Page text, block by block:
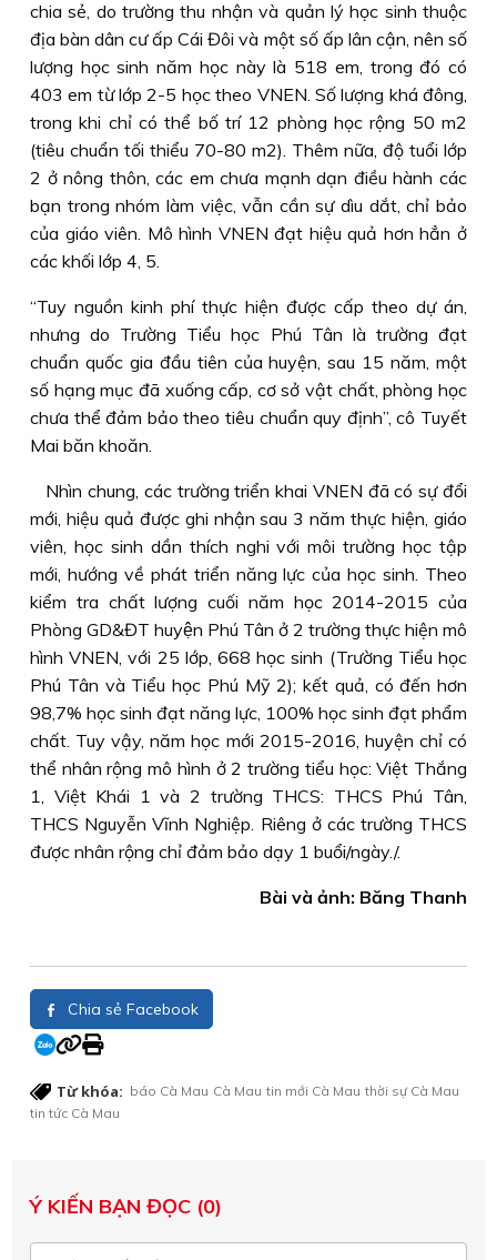
chia sẻ, do trường thu nhận và quản lý học sinh thuộc
địa bàn dân cư ấp Cái Đôi và một số ấp lân cận, nên số
lượng học sinh năm học này là 518 em, trong đó có
403 em từ lớp 2-5 học theo VNEN. Số lượng khá đông,
trong khi chỉ có thể bố trí 12 phòng học rộng 50 m2
(tiêu chuẩn tối thiểu 70-80 m2). Thêm nữa, độ tuổi lớp
2 ở nông thôn, các em chưa mạnh dạn điều hành các
bạn trong nhóm làm việc, vẫn cần sự dìu dắt, chỉ bảo
của giáo viên. Mô hình VNEN đạt hiệu quả hơn hẳn ở
các khối lớp 4, 5.
“Tuy nguồn kinh phí thực hiện được cấp theo dự án,
nhưng do Trường Tiểu học Phú Tân là trường đạt
chuẩn quốc gia đầu tiên của huyện, sau 15 năm, một
số hạng mục đã xuống cấp, cơ sở vật chất, phòng học
chưa thể đảm bảo theo tiêu chuẩn quy định”, cô Tuyết
Mai băn khoăn.
Nhìn chung, các trường triển khai VNEN đã có sự đổi
mới, hiệu quả được ghi nhận sau 3 năm thực hiện, giáo
viên, học sinh dần thích nghi với môi trường học tập
mới, hướng về phát triển năng lực của học sinh. Theo
kiểm tra chất lượng cuối năm học 2014-2015 của
Phòng GD&ĐT huyện Phú Tân ở 2 trường thực hiện mô
hình VNEN, với 25 lớp, 668 học sinh (Trường Tiểu học
Phú Tân và Tiểu học Phú Mỹ 2); kết quả, có đến hơn
98,7% học sinh đạt năng lực, 100% học sinh đạt phẩm
chất. Tuy vậy, năm học mới 2015-2016, huyện chỉ có
thể nhân rộng mô hình ở 2 trường tiểu học: Việt Thắng
1, Việt Khái 1 và 2 trường THCS: THCS Phú Tân,
THCS Nguyễn Vĩnh Nghiệp. Riêng ở các trường THCS
được nhân rộng chỉ đảm bảo dạy 1 buổi/ngày./.
Bài và ảnh: Băng Thanh
Chia sẻ Facebook
Từ khóa: báo Cà Mau Cà Mau tin mới Cà Mau thời sự Cà Mau
tin tức Cà Mau
Ý KIẾN BẠN ĐỌC (0)